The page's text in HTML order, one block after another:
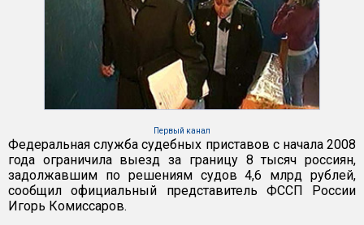
Первый канал
Федеральная служба судебных приставов с начала 2008
года ограничила выезд за границу 8 тысяч россиян,
задолжавшим по решениям судов 4,6 млрд рублей,
сообщил официальный представитель ФССП России
Игорь Комиссаров.